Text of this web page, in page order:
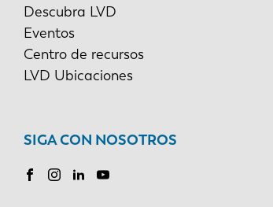
Descubra LVD
Eventos
Centro de recursos
LVD Ubicaciones
SIGA CON NOSOTROS